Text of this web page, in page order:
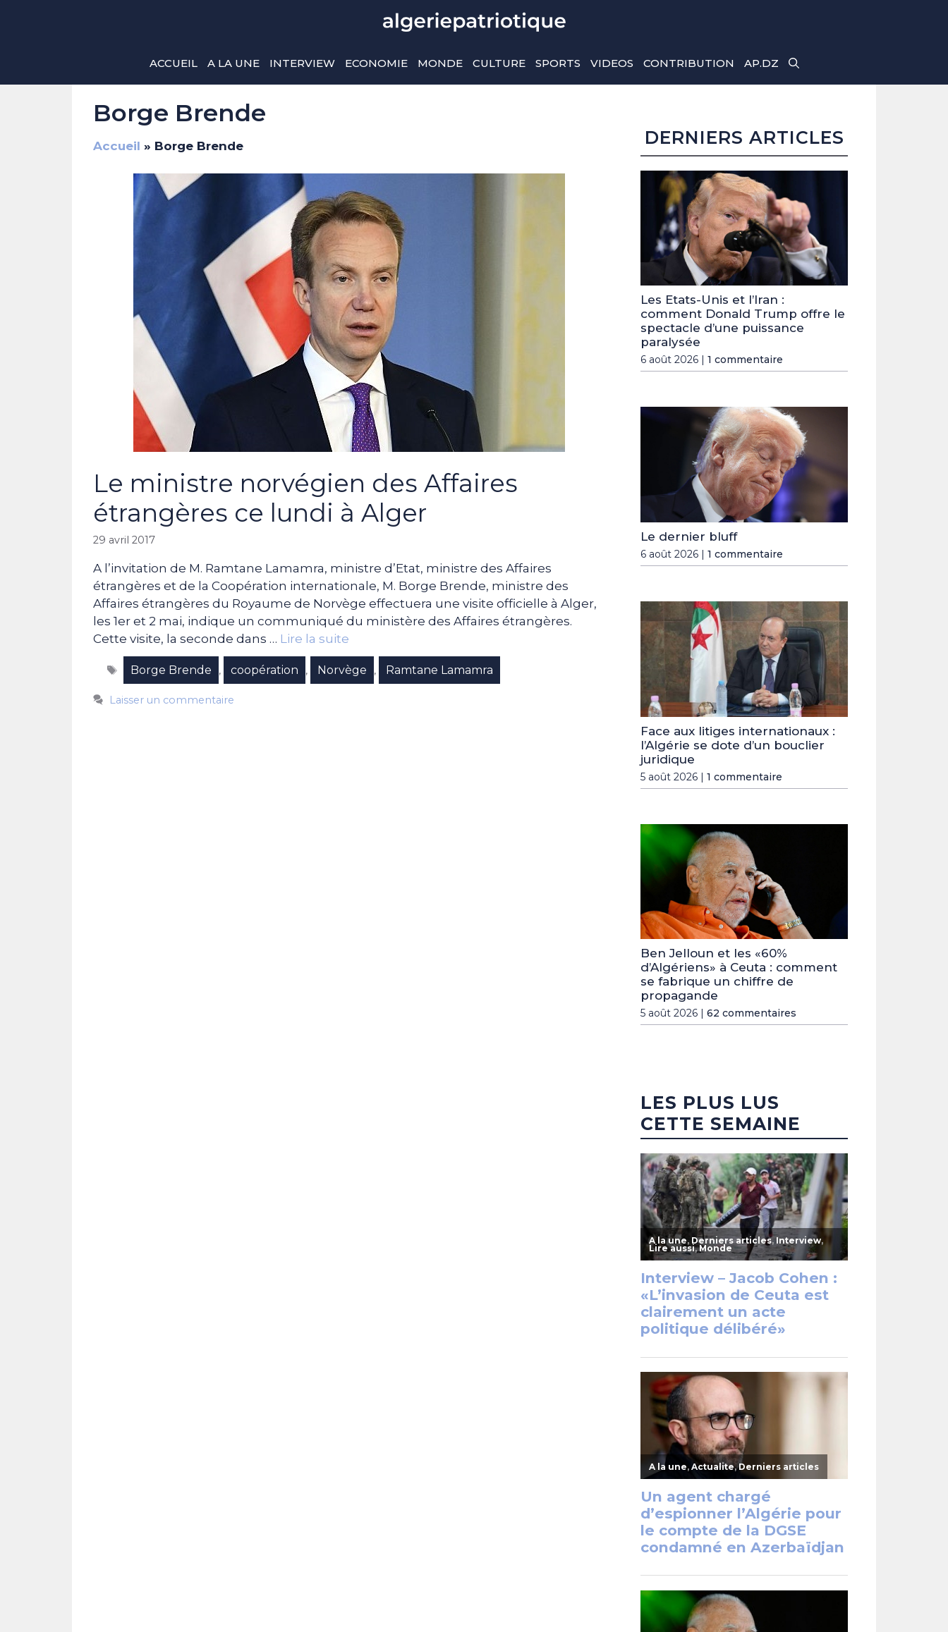
ACCUEIL A LA UNE INTERVIEW ECONOMIE MONDE CULTURE SPORTS VIDEOS CONTRIBUTION AP.DZ
Borge Brende
Accueil » Borge Brende
Le ministre norvégien des Affaires
étrangères ce lundi à Alger
29 avril 2017
A l’invitation de M. Ramtane Lamamra, ministre d’Etat, ministre des Affaires
étrangères et de la Coopération internationale, M. Borge Brende, ministre des
Affaires étrangères du Royaume de Norvège effectuera une visite officielle à Alger,
les 1er et 2 mai, indique un communiqué du ministère des Affaires étrangères.
Cette visite, la seconde dans … Lire la suite
Étiquettes
Borge Brende , coopération , Norvège , Ramtane Lamamra
Laisser un commentaire
DERNIERS ARTICLES
Les Etats-Unis et l’Iran :
comment Donald Trump offre le
spectacle d’une puissance
paralysée
6 août 2026 | 1 commentaire
Le dernier bluff
6 août 2026 | 1 commentaire
Face aux litiges internationaux :
l’Algérie se dote d’un bouclier
juridique
5 août 2026 | 1 commentaire
Ben Jelloun et les «60%
d’Algériens» à Ceuta : comment
se fabrique un chiffre de
propagande
5 août 2026 | 62 commentaires
LES PLUS LUS
CETTE SEMAINE